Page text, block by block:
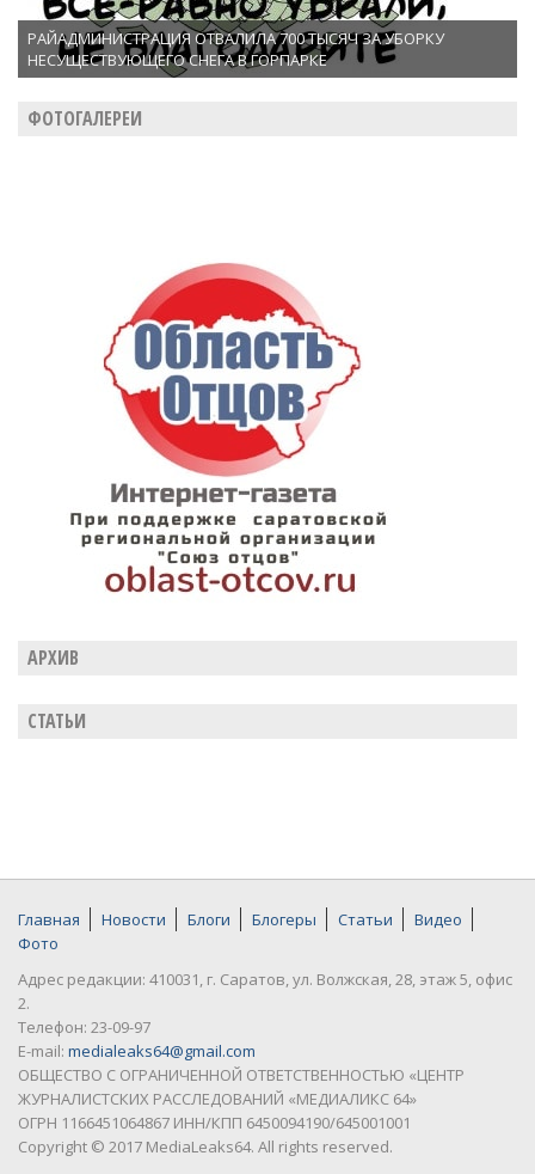
РАЙАДМИНИСТРАЦИЯ ОТВАЛИЛА 700 ТЫСЯЧ ЗА УБОРКУ
НЕСУЩЕСТВУЮЩЕГО СНЕГА В ГОРПАРКЕ
ФОТОГАЛЕРЕИ
АРХИВ
СТАТЬИ
Главная Новости Блоги Блогеры Статьи
Видео
Фото
Адрес редакции: 410031, г. Саратов, ул. Волжская, 28, этаж 5, офис
2.
Телефон: 23-09-97
E-mail: medialeaks64@gmail.com
ОБЩЕСТВО С ОГРАНИЧЕННОЙ ОТВЕТСТВЕННОСТЬЮ «ЦЕНТР
ЖУРНАЛИСТСКИХ РАССЛЕДОВАНИЙ «МЕДИАЛИКС 64»
ОГРН 1166451064867 ИНН/КПП 6450094190/645001001
Copyright © 2017 MediaLeaks64. All rights reserved.